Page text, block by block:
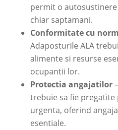
permit o autosustinere
chiar saptamani.
Conformitate cu
Adaposturile ALA
alimente si resurse
ocupantii lor.
Protectia angajatilor
trebuie sa fie
urgenta, oferind
esentiale.